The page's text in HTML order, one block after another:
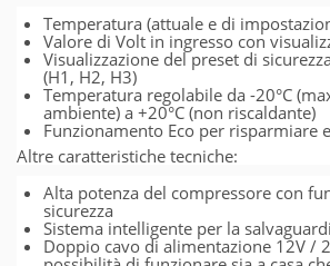
Temperatura (attuale e di
Valore di Volt in ingresso con
Visualizzazione del preset di
(H1, H2, H3)
Temperatura regolabile da -20°C
ambiente) a +20°C (non riscaldante)
Funzionamento Eco per risparmiare
Altre caratteristiche tecniche:
Alta potenza del compressore con
sicurezza
Sistema intelligente per la
Doppio cavo di alimentazione 12V /